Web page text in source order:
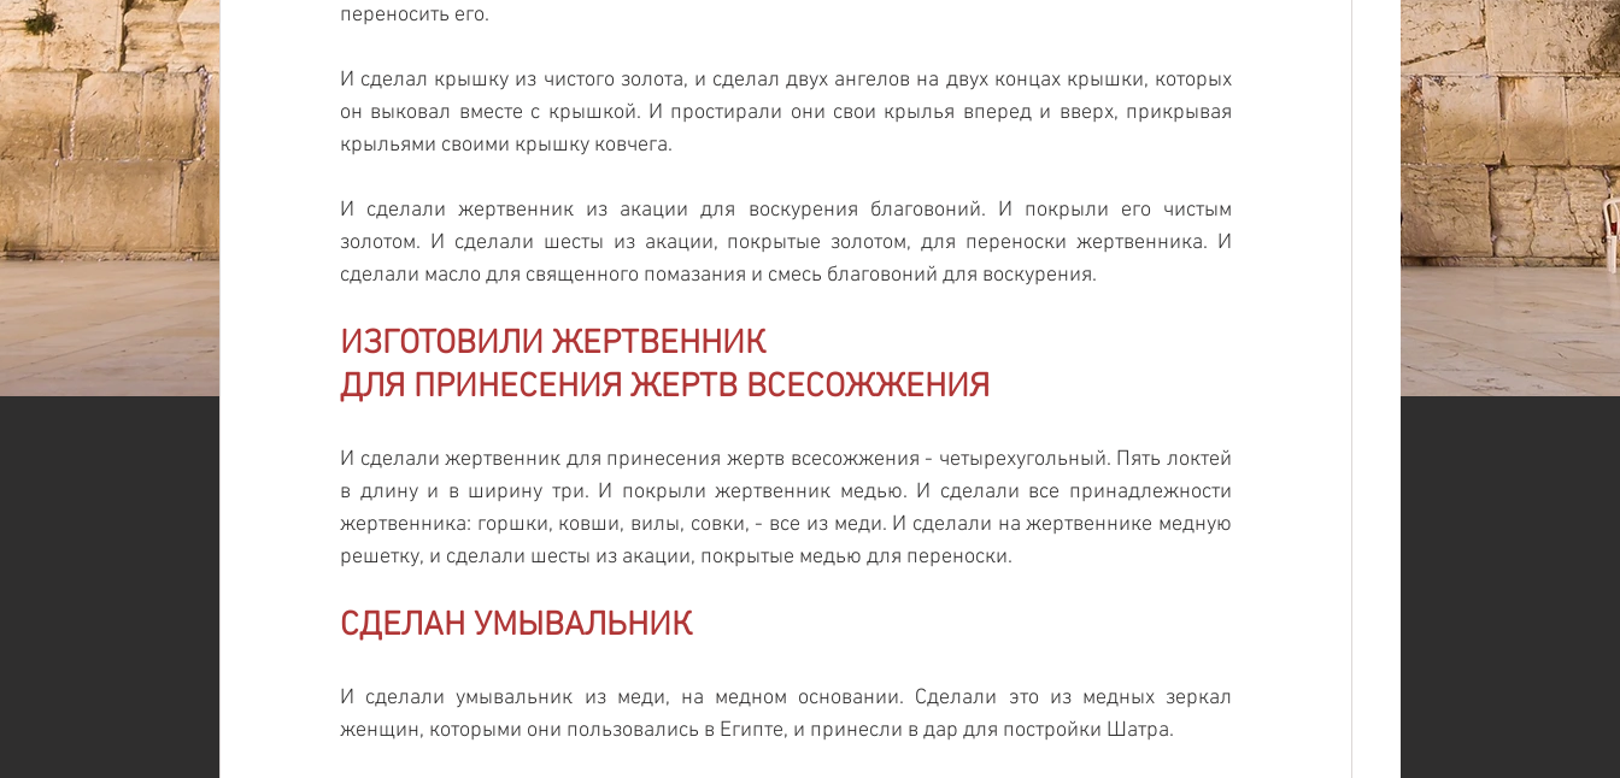
переносить его.
И сделал крышку из чистого золота, и сделал двух ангелов на двух концах крышки, которых
он выковал вместе с крышкой. И простирали они свои крылья вперед и вверх, прикрывая
крыльями своими крышку ковчега.
И сделали жертвенник из акации для воскурения благовоний. И покрыли его чистым
золотом. И сделали шесты из акации, покрытые золотом, для переноски жертвенника. И
сделали масло для священного помазания и смесь благовоний для воскурения.
ИЗГОТОВИЛИ ЖЕРТВЕННИК
ДЛЯ ПРИНЕСЕНИЯ ЖЕРТВ ВСЕСОЖЖЕНИЯ
И сделали жертвенник для принесения жертв всесожжения - четырехугольный. Пять локтей
в длину и в ширину три. И покрыли жертвенник медью. И сделали все принадлежности
жертвенника: горшки, ковши, вилы, совки, - все из меди. И сделали на жертвеннике медную
решетку, и сделали шесты из акации, покрытые медью для переноски.
СДЕЛАН УМЫВАЛЬНИК
И сделали умывальник из меди, на медном основании. Сделали это из медных зеркал
женщин, которыми они пользовались в Египте, и принесли в дар для постройки Шатра.